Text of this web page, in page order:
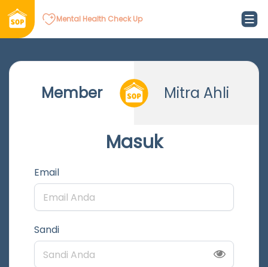
Mental Health Check Up
Member Mitra Ahli
Masuk
Email
Sandi